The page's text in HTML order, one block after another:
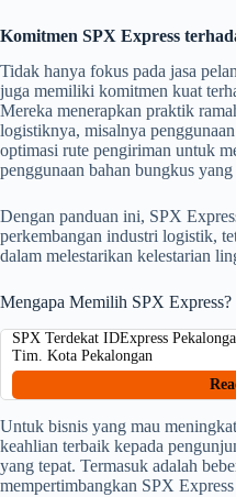
Komitmen SPX Express
Tidak hanya fokus pada jasa
juga memiliki komitmen kuat
Mereka menerapkan praktik
logistiknya, misalnya
optimasi rute pengiriman untuk
penggunaan bahan bungkus
Dengan panduan ini, SPX
perkembangan industri logistik,
dalam melestarikan kelestarian
Mengapa Memilih SPX Express?
SPX Terdekat IDExpress
Tim. Kota Pekalongan
Untuk bisnis yang mau
keahlian terbaik kepada
yang tepat. Termasuk adalah
mempertimbangkan SPX